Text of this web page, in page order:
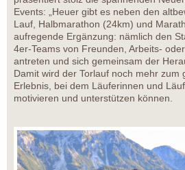
Events: „Heuer gibt es neben den
Lauf, Halbmarathon (24km) und
aufregende Ergänzung: nämlich den
4er-Teams von Freunden, Arbeits-
antreten und sich gemeinsam der
Damit wird der Torlauf noch mehr zum
Erlebnis, bei dem Läuferinnen und
motivieren und unterstützen können.